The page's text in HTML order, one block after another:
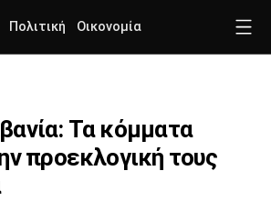
Πολιτική Οικονομία
Τα κόμματα
προεκλογική τους